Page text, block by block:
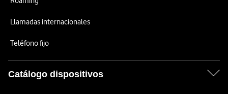
Llamadas internacionales
Teléfono fijo
Catálogo dispositivos